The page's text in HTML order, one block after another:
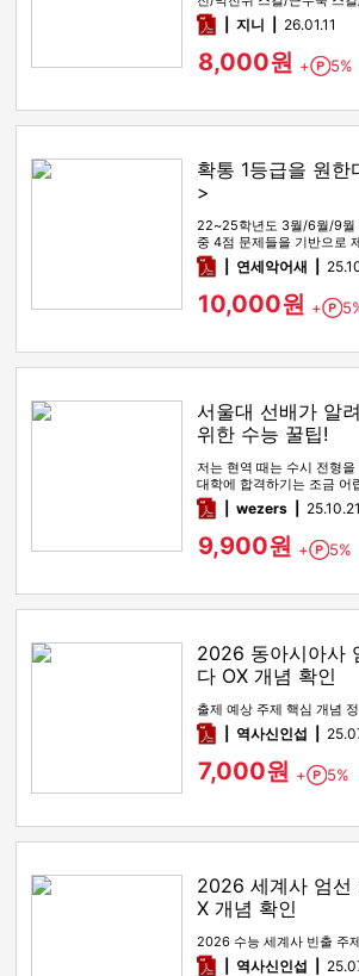
pdf지니 26.01.11
8,000원 + Point
5%
확통 1등급을 원한
>
22~25학년도 3월/6월/9월
중 4점 문제들을 기반으로
세한 해설
pdf연세악어새
10,000원 +
서울대 선배가 알
위한 수능 꿀팁!
저는 현역 때는 수시 전형
대학에 합격하기는 조금 어
전형을 노리며 재수를 시…
pdfwezers 25.10.21
9,900원 + Point
5%
2026 동아시아사
다 OX 개념 확인
출제 예상 주제 핵심 개념
pdf역사신인섭
7,000원 + Point
5%
2026 세계사 엄선
X 개념 확인
2026 수능 세계사 빈출 주
pdf역사신인섭